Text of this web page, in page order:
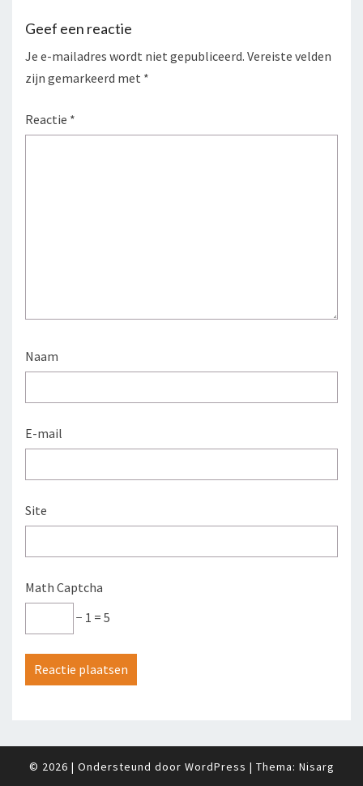
Geef een reactie
Je e-mailadres wordt niet gepubliceerd. Vereiste velden
zijn gemarkeerd met *
Reactie *
Naam
E-mail
Site
Math Captcha
− 1 = 5
© 2026 | Ondersteund door WordPress | Thema: Nisarg